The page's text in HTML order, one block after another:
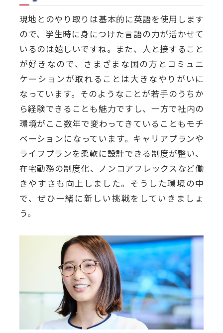
現地とのやり取りは基本的に英語を使用します
ので、学生時に身につけた言語の力が活かせて
いるのは嬉しいですね。また、人と接すること
が好きなので、さまざまな国の方とコミュニ
ケーションが取れることは大きなやりがいに
なっています。そのようなことが若手のうちか
ら経験できることも魅力ですし、一方で社内の
環境がここ数年で変わってきていることもモチ
ベーションになっています。キャリアプランや
ライフプランを柔軟に設計できる制度が整い、
在宅勤務の制度化、ノンコアフレックスなど働
きやすさも向上しました。そうした環境の中
で、ぜひ一緒に新しい挑戦をしていきましょ
う。